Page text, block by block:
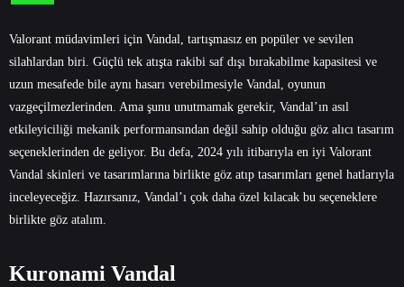
Valorant müdavimleri için Vandal, tartışmasız en popüler ve sevilen
silahlardan biri. Güçlü tek atışta rakibi saf dışı bırakabilme kapasitesi ve
uzun mesafede bile aynı hasarı verebilmesiyle Vandal, oyunun
vazgeçilmezlerinden. Ama şunu unutmamak gerekir, Vandal’ın asıl
etkileyiciliği mekanik performansından değil sahip olduğu göz alıcı tasarım
seçeneklerinden de geliyor. Bu defa, 2024 yılı itibarıyla en iyi Valorant
Vandal skinleri ve tasarımlarına birlikte göz atıp tasarımları genel hatlarıyla
inceleyeceğiz. Hazırsanız, Vandal’ı çok daha özel kılacak bu seçeneklere
birlikte göz atalım.
Kuronami Vandal